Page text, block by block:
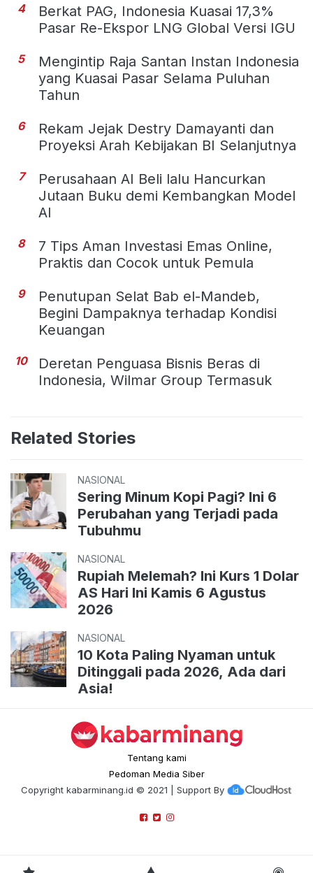
4
Berkat PAG, Indonesia Kuasai 17,3%
Pasar Re-Ekspor LNG Global Versi IGU
5
Mengintip Raja Santan Instan Indonesia
yang Kuasai Pasar Selama Puluhan
Tahun
6
Rekam Jejak Destry Damayanti dan
Proyeksi Arah Kebijakan BI Selanjutnya
7
Perusahaan AI Beli lalu Hancurkan
Jutaan Buku demi Kembangkan Model
AI
8
7 Tips Aman Investasi Emas Online,
Praktis dan Cocok untuk Pemula
9
Penutupan Selat Bab el-Mandeb,
Begini Dampaknya terhadap Kondisi
Keuangan
10
Deretan Penguasa Bisnis Beras di
Indonesia, Wilmar Group Termasuk
Related Stories
NASIONAL
Sering Minum Kopi Pagi? Ini 6
Perubahan yang Terjadi pada
Tubuhmu
NASIONAL
Rupiah Melemah? Ini Kurs 1 Dolar
AS Hari Ini Kamis 6 Agustus
2026
NASIONAL
10 Kota Paling Nyaman untuk
Ditinggali pada 2026, Ada dari
Asia!
Tentang kami
Pedoman Media Siber
Copyright kabarminang.id © 2021 | Support By